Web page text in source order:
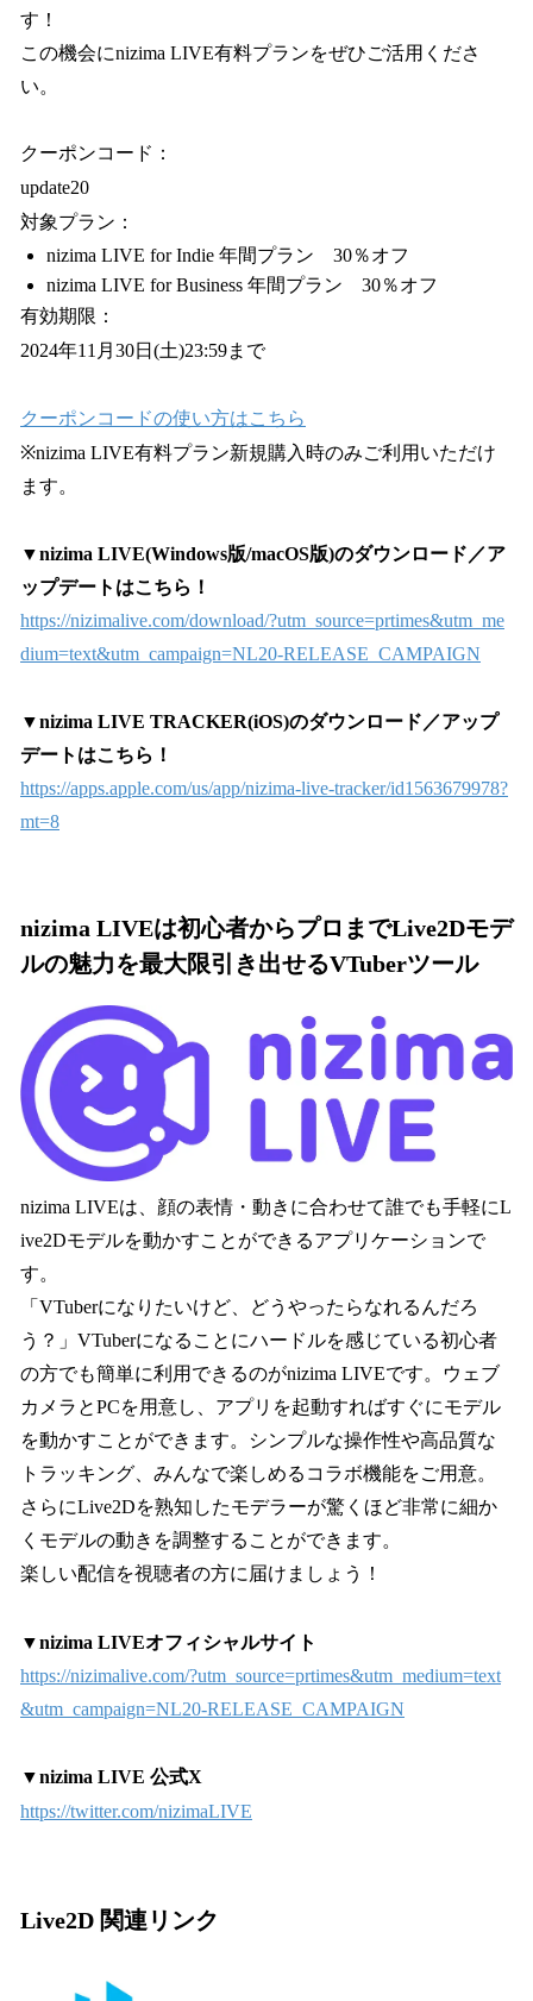
す！
この機会にnizima LIVE有料プランをぜひご活用くださ
い。
クーポンコード：
update20
対象プラン：
nizima LIVE for Indie 年間プラン 30％オフ
nizima LIVE for Business 年間プラン 30％オフ
有効期限：
2024年11月30日(土)23:59まで
クーポンコードの使い方はこちら
※nizima LIVE有料プラン新規購入時のみご利用いただけ
ます。
▼nizima LIVE(Windows版/macOS版)のダウンロード／ア
ップデートはこちら！
https://nizimalive.com/download/?utm_source=prtimes&utm_me
dium=text&utm_campaign=NL20-RELEASE_CAMPAIGN
▼nizima LIVE TRACKER(iOS)のダウンロード／アップ
デートはこちら！
https://apps.apple.com/us/app/nizima-live-tracker/id1563679978?
mt=8
nizima LIVEは初心者からプロまでLive2Dモデ
ルの魅力を最大限引き出せるVTuberツール
nizima LIVEは、顔の表情・動きに合わせて誰でも手軽にL
ive2Dモデルを動かすことができるアプリケーションで
す。
「VTuberになりたいけど、どうやったらなれるんだろ
う？」VTuberになることにハードルを感じている初心者
の方でも簡単に利用できるのがnizima LIVEです。ウェブ
カメラとPCを用意し、アプリを起動すればすぐにモデル
を動かすことができます。シンプルな操作性や高品質な
トラッキング、みんなで楽しめるコラボ機能をご用意。
さらにLive2Dを熟知したモデラーが驚くほど非常に細か
くモデルの動きを調整することができます。
楽しい配信を視聴者の方に届けましょう！
▼nizima LIVEオフィシャルサイト
https://nizimalive.com/?utm_source=prtimes&utm_medium=text
&utm_campaign=NL20-RELEASE_CAMPAIGN
▼nizima LIVE 公式X
https://twitter.com/nizimaLIVE
Live2D 関連リンク